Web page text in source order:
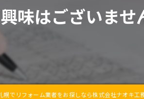
味はございませ
幌でリフォーム業者をお探しなら株式会社ナオキ工